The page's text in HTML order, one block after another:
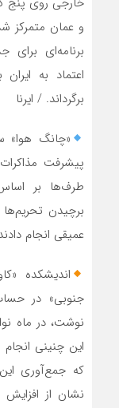
و عمان متمرکز
برنامه‌ای
اعتماد به
برگرداند. / ایرنا
«چانگ هوا»
پیشرفت
طرف‌ها بر
برچیدن
عمیقی انجام
اندیشکده
جنوبی» در
این چنینی